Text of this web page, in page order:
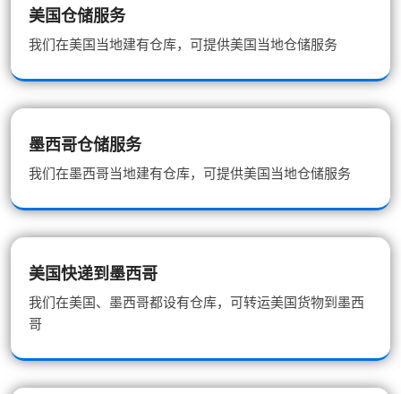
美国仓储服务
我们在美国当地建有仓库，可提供美国当地仓储服务
墨西哥仓储服务
我们在墨西哥当地建有仓库，可提供美国当地仓储服务
美国快递到墨西哥
我们在美国、墨西哥都设有仓库，可转运美国货物到墨西
哥